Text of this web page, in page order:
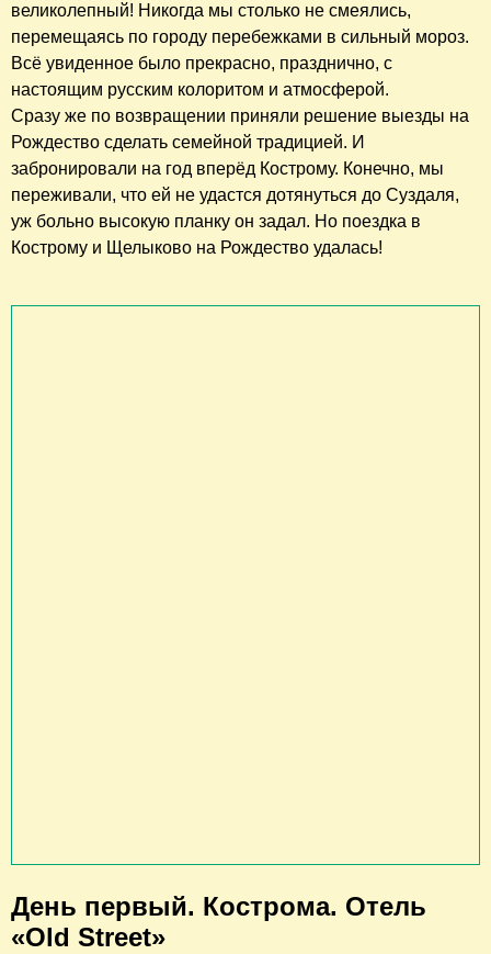
великолепный! Никогда мы столько не смеялись,
перемещаясь по городу перебежками в сильный мороз.
Всё увиденное было прекрасно, празднично, с
настоящим русским колоритом и атмосферой.
Сразу же по возвращении приняли решение выезды на
Рождество сделать семейной традицией. И
забронировали на год вперёд Кострому. Конечно, мы
переживали, что ей не удастся дотянуться до Суздаля,
уж больно высокую планку он задал. Но поездка в
Кострому и Щелыково на Рождество удалась!
День первый. Кострома. Отель
«Old Street»